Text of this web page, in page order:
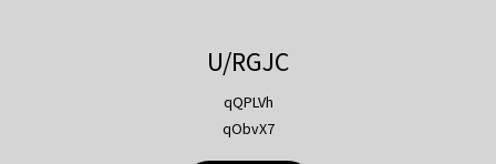
U/RGJC
qQPLVh
qObvX7